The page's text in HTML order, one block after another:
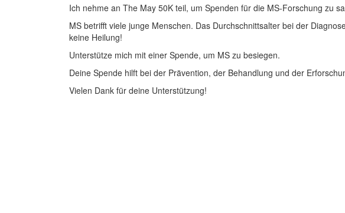
Ich nehme an The May 50K teil, um Spenden für die MS-Forschung zu
MS betrifft viele junge Menschen. Das Durchschnittsalter bei der
keine Heilung!
Unterstütze mich mit einer Spende, um MS zu besiegen.
Deine Spende hilft bei der Prävention, der Behandlung und der
Vielen Dank für deine Unterstützung!